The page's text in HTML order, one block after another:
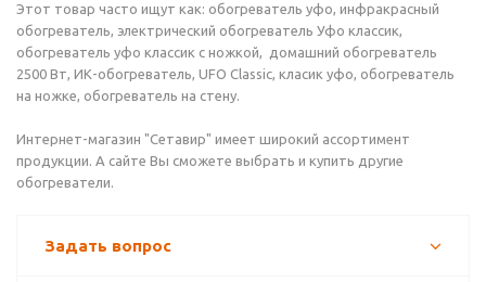
Этот товар часто ищут как: обогреватель уфо, инфракрасный
обогреватель, электрический обогреватель Уфо классик,
обогреватель уфо классик с ножкой, домашний обогреватель
2500 Вт, ИК-обогреватель, UFO Classic, класик уфо, обогреватель
на ножке, обогреватель на стену.
Интернет-магазин "Сетавир" имеет широкий ассортимент
продукции. А сайте Вы сможете выбрать и купить другие
обогреватели.
Задать вопрос